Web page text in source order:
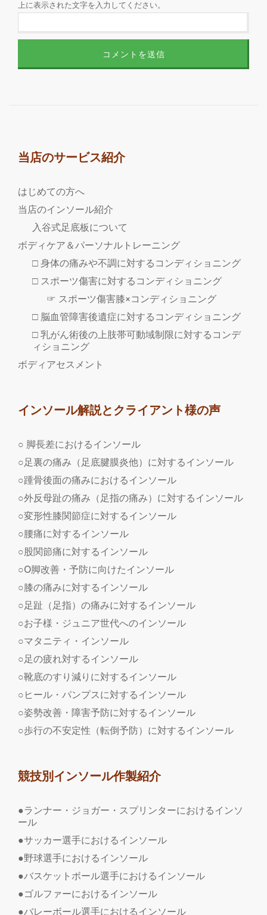
上に表示された文字を入力してください。
当店のサービス紹介
はじめての方へ
当店のインソール紹介
入谷式足底板について
ボディケア＆パーソナルトレーニング
□ 身体の痛みや不調に対するコンディショニング
□ スポーツ傷害に対するコンディショニング
☞ スポーツ傷害膝×コンディショニング
□ 脳血管障害後遺症に対するコンディショニング
□ 乳がん術後の上肢帯可動域制限に対するコンデ
ィショニング
ボディアセスメント
インソール解説とクライアント様の声
○ 脚長差におけるインソール
○足裏の痛み（足底腱膜炎他）に対するインソール
○踵骨後面の痛みにおけるインソール
○外反母趾の痛み（足指の痛み）に対するインソール
○変形性膝関節症に対するインソール
○腰痛に対するインソール
○股関節痛に対するインソール
○O脚改善・予防に向けたインソール
○膝の痛みに対するインソール
○足趾（足指）の痛みに対するインソール
○お子様・ジュニア世代へのインソール
○マタニティ・インソール
○足の疲れ対するインソール
○靴底のすり減りに対するインソール
○ヒール・パンプスに対するインソール
○姿勢改善・障害予防に対するインソール
○歩行の不安定性（転倒予防）に対するインソール
競技別インソール作製紹介
●ランナー・ジョガー・スプリンターにおけるインソ
ール
●サッカー選手におけるインソール
●野球選手におけるインソール
●バスケットボール選手におけるインソール
●ゴルファーにおけるインソール
●バレーボール選手におけるインソール